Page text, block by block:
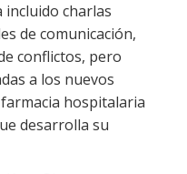
incluido charlas
de comunicación,
conflictos, pero
a los nuevos
hospitalaria
desarrolla su